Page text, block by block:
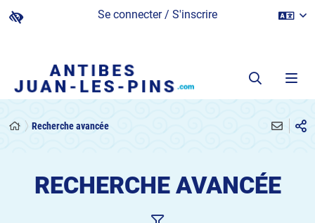
Se connecter / S'inscrire
Recherche avancée
RECHERCHE AVANCÉE